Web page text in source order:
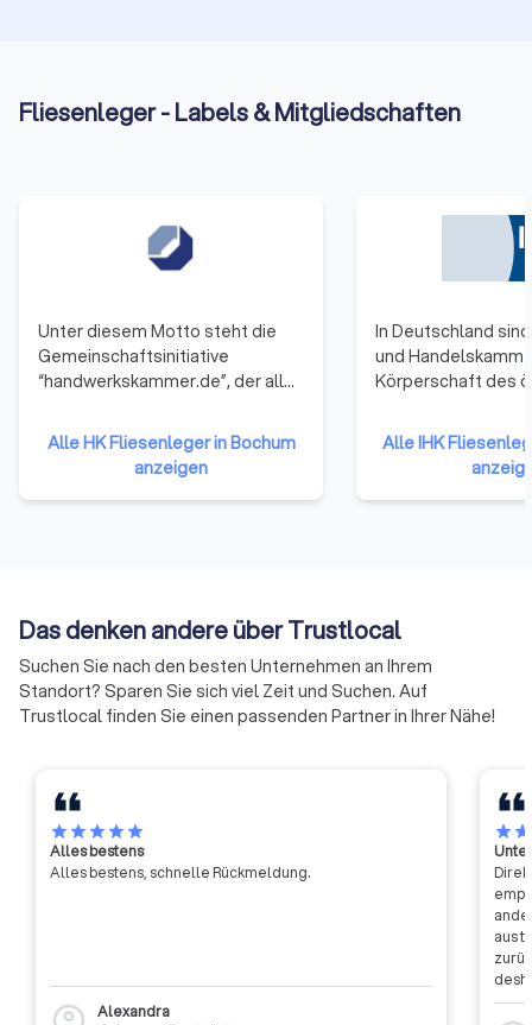
Fliesenleger - Labels & Mitgliedschaften
Unter diesem Motto steht die
Gemeinschaftsinitiative
“handwerkskammer.de”, der alle
angehören. Sie repräsentieren
damit das gesamte Handwerk in
der Bundesrepublik Deutschland.
Die Mitglieder haben sich darauf
der Handwerkskammern
effizienter und effektiver
werden.
Alle HK Fliesenleger in Bochum
anzeigen
In Deutschland
und
Körperschaft des
Unternehmen
Unternehmen mit
reiner
an.
Alle IHK
Das denken andere über Trustlocal
Suchen Sie nach den besten Unternehmen an Ihrem
Standort? Sparen Sie sich viel Zeit und Suchen. Auf
Trustlocal finden Sie einen passenden Partner in Ihrer Nähe!
starstarstarstarstar
Alles bestens
Alles bestens, schnelle Rückmeldung.
Alexandra
starstar
aus
dass